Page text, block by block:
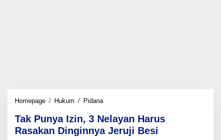
Homepage / Hukum / PidanaTak
Izin,
3
Nelayan
Tak Punya Izin, 3 Nelayan Harus
Rasakan Dinginnya Jeruji Besi